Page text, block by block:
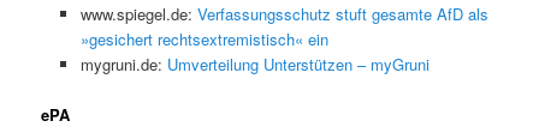
www.spiegel.de: Verfassungsschutz stuft gesamte AfD als
»gesichert rechtsextremistisch« ein
mygruni.de: Umverteilung Unterstützen – myGruni
ePA